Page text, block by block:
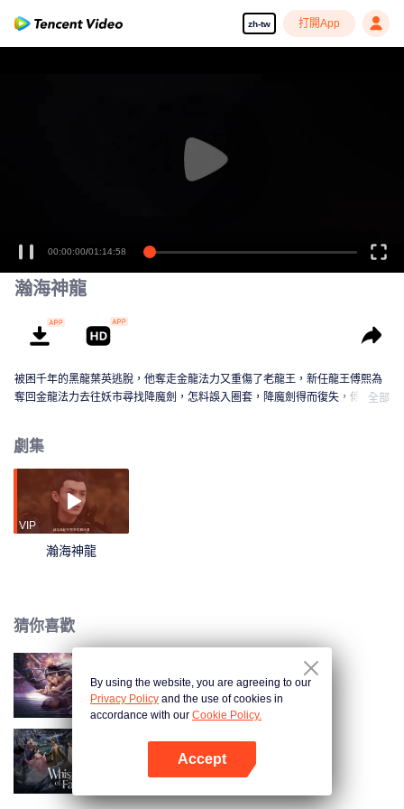
zh-tw 打開App
00:00:00/01:14:58
瀚海神龍
被困千年的黑龍葉英逃脫，他奪走金龍法力又重傷了老龍王，新任龍王傅熙為
奪回金龍法力去往妖市尋找降魔劍，怎料誤入圈套，降魔劍得而復失，傅熙激
全部
劇集
VIP
瀚海神龍
猜你喜歡
夢魔靈蛇錄
水龍吟
By using the website, you are agreeing to our
Privacy Policy and the use of cookies in
accordance with our Cookie Policy.
Accept